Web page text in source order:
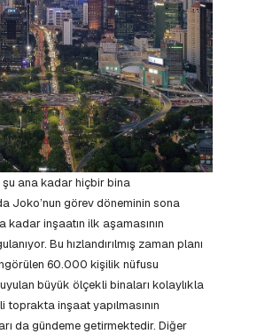
şu ana kadar hiçbir bina
Joko’nun görev döneminin sona
kadar inşaatın ilk aşamasının
Bu hızlandırılmış zaman planı
60.000 kişilik nüfusu
büyük ölçekli binaları kolaylıkla
inşaat yapılmasının
da gündeme getirmektedir. Diğer